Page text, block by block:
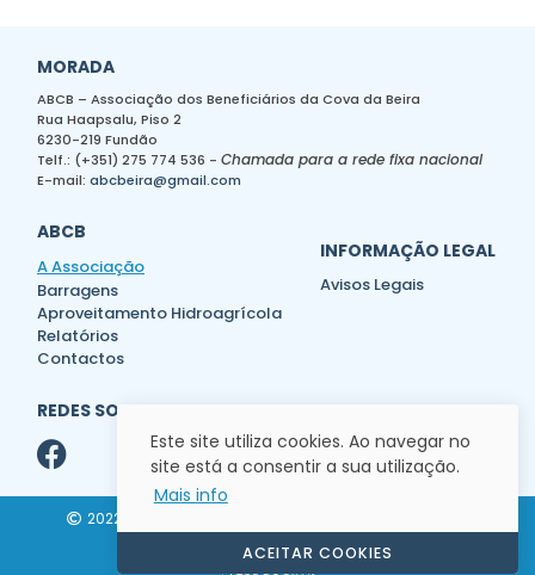
Este site utiliza cookies. Ao navegar no
site está a consentir a sua utilização.
Mais info
ACEITAR COOKIES
MORADA
ABCB – Associação dos Beneficiários da Cova da Beira
Rua Haapsalu, Piso 2
6230-219 Fundão
Telf.: (+351) 275 774 536 - Chamada para a rede fixa nacional
E-mail: abcbeira@gmail.com
ABCB
A Associação
Barragens
Aproveitamento Hidroagrícola
Relatórios
Contactos
INFORMAÇÃO LEGAL
Avisos Legais
REDES SOCIAIS
2022 ABCB - Associação dos Beneficiários da Cova
da Beira